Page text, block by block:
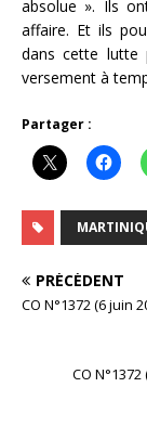
absolue ». Ils
affaire. Et ils
dans cette lutte
versement à
Partager :
PRÉCÉDENT
CO N°1372 (6 juin
CO